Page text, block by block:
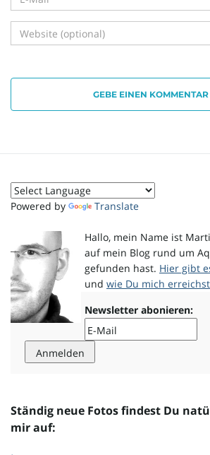
GEBE EINEN
Powered by Translate
Hallo, mein Name ist
auf mein Blog rund um
gefunden hast. Hier gibt
und wie Du mich
Newsletter abonieren:
Ständig neue Fotos findest Du
mir auf: